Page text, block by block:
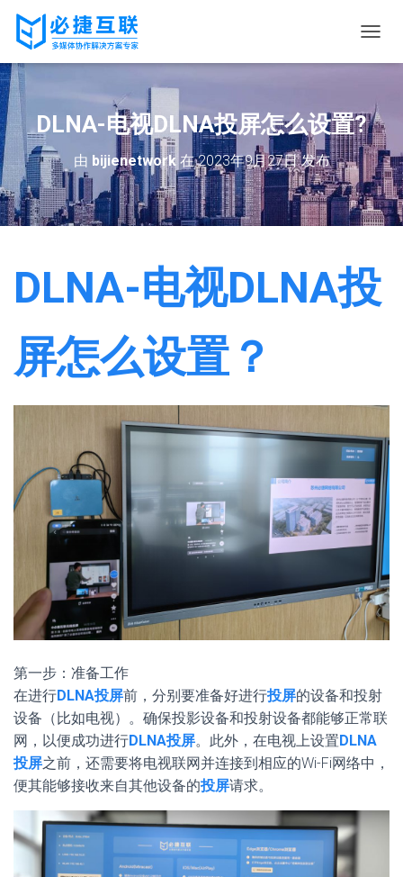
换
DLNA-电视DLNA投屏怎么设置?
由 bijienetwork在2023年9月27日发布
DLNA-电视DLNA投
屏怎么设置？
第一步：准备工作
在进行DLNA投屏前，分别要准备好进行投屏的设备和投射
设备（比如电视）。确保投影设备和投射设备都能够正常联
网，以便成功进行DLNA投屏。此外，在电视上设置DLNA
投屏之前，还需要将电视联网并连接到相应的Wi-Fi网络中，
便其能够接收来自其他设备的投屏请求。